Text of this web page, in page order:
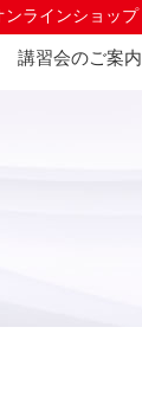
ンラインショップ
講習会のご案内